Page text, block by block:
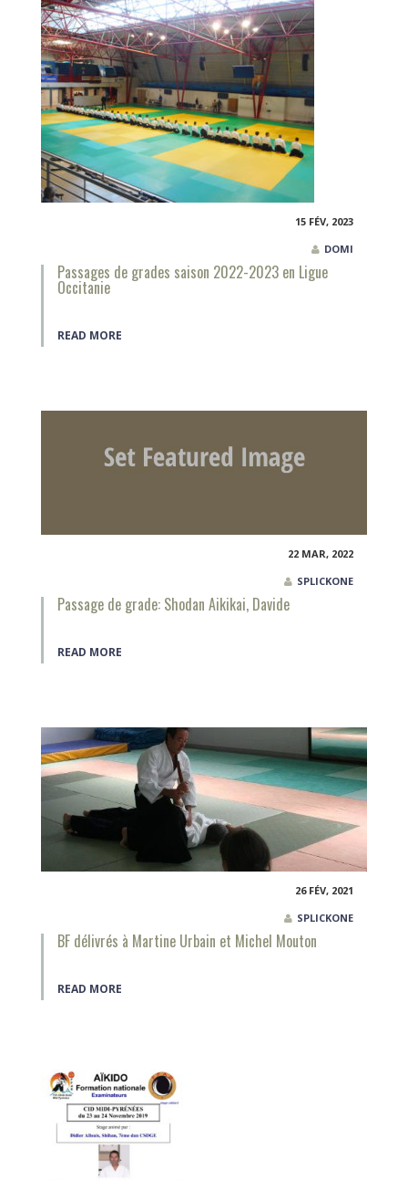
15 FÉV, 2023
DOMI
Passages de grades saison 2022-2023 en Ligue
Occitanie
READ MORE
22 MAR, 2022
SPLICKONE
Passage de grade: Shodan Aikikai, Davide
READ MORE
26 FÉV, 2021
SPLICKONE
BF délivrés à Martine Urbain et Michel Mouton
READ MORE